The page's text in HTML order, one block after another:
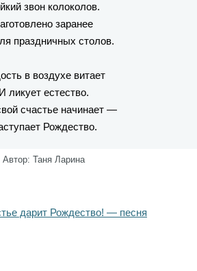
звон колоколов.
заранее
праздничных столов.
в воздухе витает
И ликует естество.
счастье начинает —
Рождество.
Автор: Таня Ларина
дарит Рождество! — песня